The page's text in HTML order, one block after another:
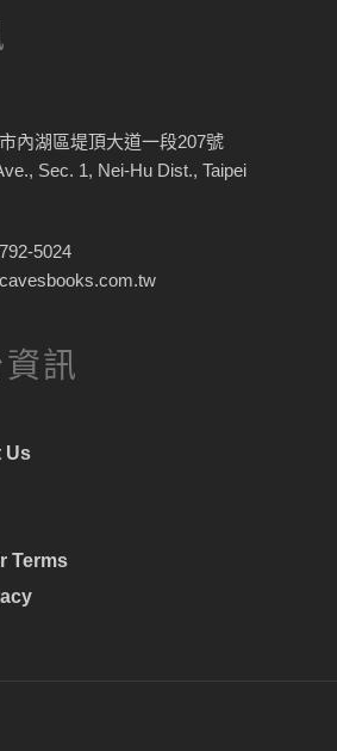
內湖區堤頂大道一段207號
Sec. 1, Nei-Hu Dist., Taipei
5024
訊
Us
Terms